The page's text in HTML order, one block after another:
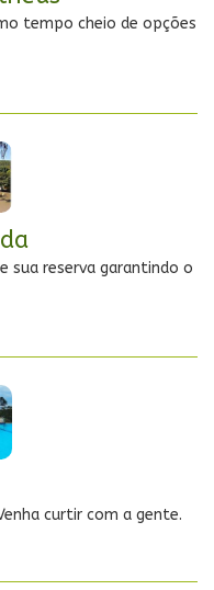
tempo cheio de opções
sua reserva garantindo o
curtir com a gente.